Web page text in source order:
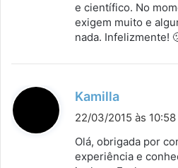
e científico. No
exigem muito e
nada. Infelizmente!
Kamilla
i
s
22/03/2015 às 10:58
Olá, obrigada por
experiência e